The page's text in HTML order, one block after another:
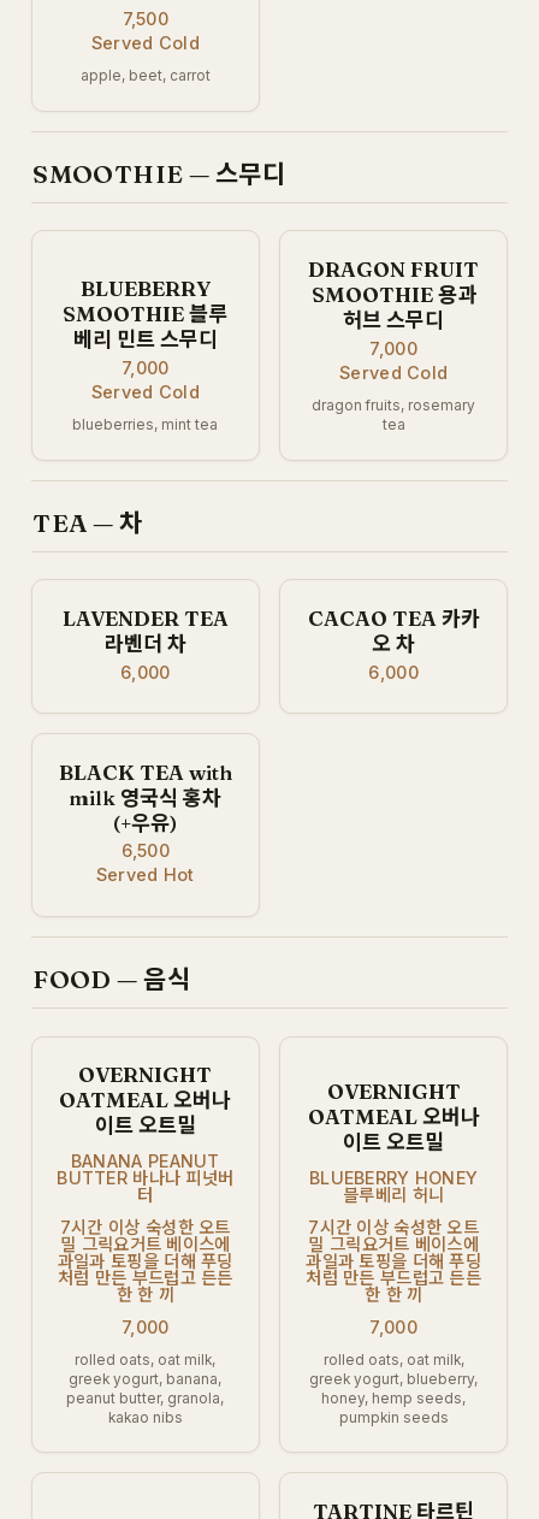
7,500
Served Cold
apple, beet, carrot
SMOOTHIE — 스무디
BLUEBERRY
SMOOTHIE 블루
베리 민트 스무디
7,000
Served Cold
blueberries, mint tea
DRAGON FRUIT
SMOOTHIE 용과
허브 스무디
7,000
Served Cold
dragon fruits, rosemary
tea
TEA — 차
LAVENDER TEA
라벤더 차
6,000
CACAO TEA 카카
오 차
6,000
BLACK TEA with
milk 영국식 홍차
(+우유)
6,500
Served Hot
FOOD — 음식
OVERNIGHT
OATMEAL 오버나
이트 오트밀
BANANA PEANUT
BUTTER 바나나 피넛버
터
7시간 이상 숙성한 오트
밀 그릭요거트 베이스에
과일과 토핑을 더해 푸딩
처럼 만든 부드럽고 든든
한 한 끼
7,000
rolled oats, oat milk,
greek yogurt, banana,
peanut butter, granola,
kakao nibs
OVERNIGHT
OATMEAL 오버나
이트 오트밀
BLUEBERRY HONEY
블루베리 허니
7시간 이상 숙성한 오트
밀 그릭요거트 베이스에
과일과 토핑을 더해 푸딩
처럼 만든 부드럽고 든든
한 한 끼
7,000
rolled oats, oat milk,
greek yogurt, blueberry,
honey, hemp seeds,
pumpkin seeds
TARTINE 타르틴